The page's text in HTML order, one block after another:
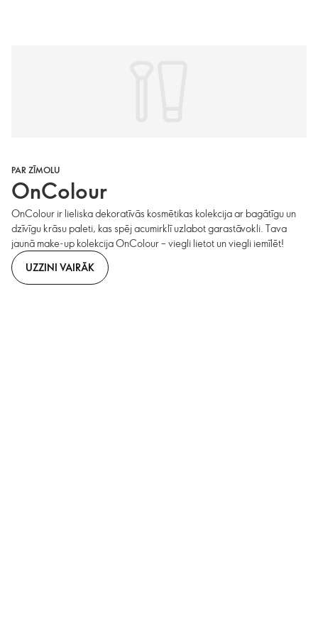
PAR ZĪMOLU
OnColour
OnColour ir lieliska dekoratīvās kosmētikas kolekcija ar bagātīgu un
dzīvīgu krāsu paleti, kas spēj acumirklī uzlabot garastāvokli. Tava
jaunā make-up kolekcija OnColour – viegli lietot un viegli iemīlēt!
UZZINI VAIRĀK